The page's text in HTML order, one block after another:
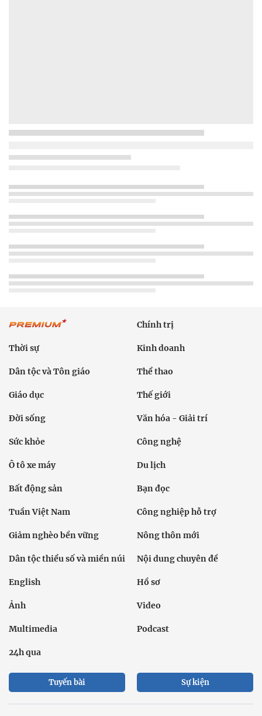
Chính trị
Thời sự Kinh doanh
Dân tộc và Tôn giáo Thể thao
Giáo dục Thế giới
Đời sống Văn hóa - Giải trí
Sức khỏe Công nghệ
Ô tô xe máy Du lịch
Bất động sản Bạn đọc
Tuần Việt Nam Công nghiệp hỗ trợ
Giảm nghèo bền vững Nông thôn mới
Dân tộc thiểu số và miền núi Nội dung chuyên đề
English Hồ sơ
Ảnh Video
Multimedia Podcast
24h qua
Tuyến bài Sự kiện